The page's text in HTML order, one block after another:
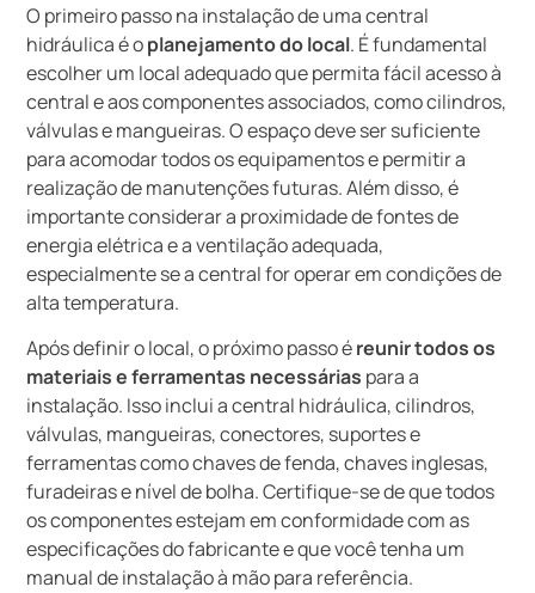
O primeiro passo na instalação de uma central
hidráulica é oplanejamento do local. É fundamental
escolher um local adequado que permita fácil acesso à
central e aos componentes associados, como cilindros,
válvulas e mangueiras. O espaço deve ser suficiente
para acomodar todos os equipamentos e permitir a
realização de manutenções futuras. Além disso, é
importante considerar a proximidade de fontes de
energia elétrica e a ventilação adequada,
especialmente se a central for operar em condições de
alta temperatura.
Após definir o local, o próximo passo éreunir todos os
materiais e ferramentas necessárias para a
instalação. Isso inclui a central hidráulica, cilindros,
válvulas, mangueiras, conectores, suportes e
ferramentas como chaves de fenda, chaves inglesas,
furadeiras e nível de bolha. Certifique-se de que todos
os componentes estejam em conformidade com as
especificações do fabricante e que você tenha um
manual de instalação à mão para referência.